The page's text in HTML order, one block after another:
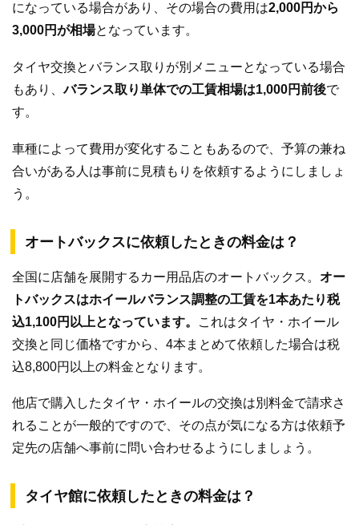
になっている場合があり、その場合の費用は2,000円から
3,000円が相場となっています。
タイヤ交換とバランス取りが別メニューとなっている場合
もあり、バランス取り単体での工賃相場は1,000円前後で
す。
車種によって費用が変化することもあるので、予算の兼ね
合いがある人は事前に見積もりを依頼するようにしましょ
う。
オートバックスに依頼したときの料金は？
全国に店舗を展開するカー用品店のオートバックス。 オー
トバックスはホイールバランス調整の工賃を1本あたり税
込1,100円以上となっています。
これはタイヤ・ホイール
交換と同じ価格ですから、4本まとめて依頼した場合は税
込8,800円以上の料金となります。
他店で購入したタイヤ・ホイールの交換は別料金で請求さ
れることが一般的ですので、その点が気になる方は依頼予
定先の店舗へ事前に問い合わせるようにしましょう。
タイヤ館に依頼したときの料金は？